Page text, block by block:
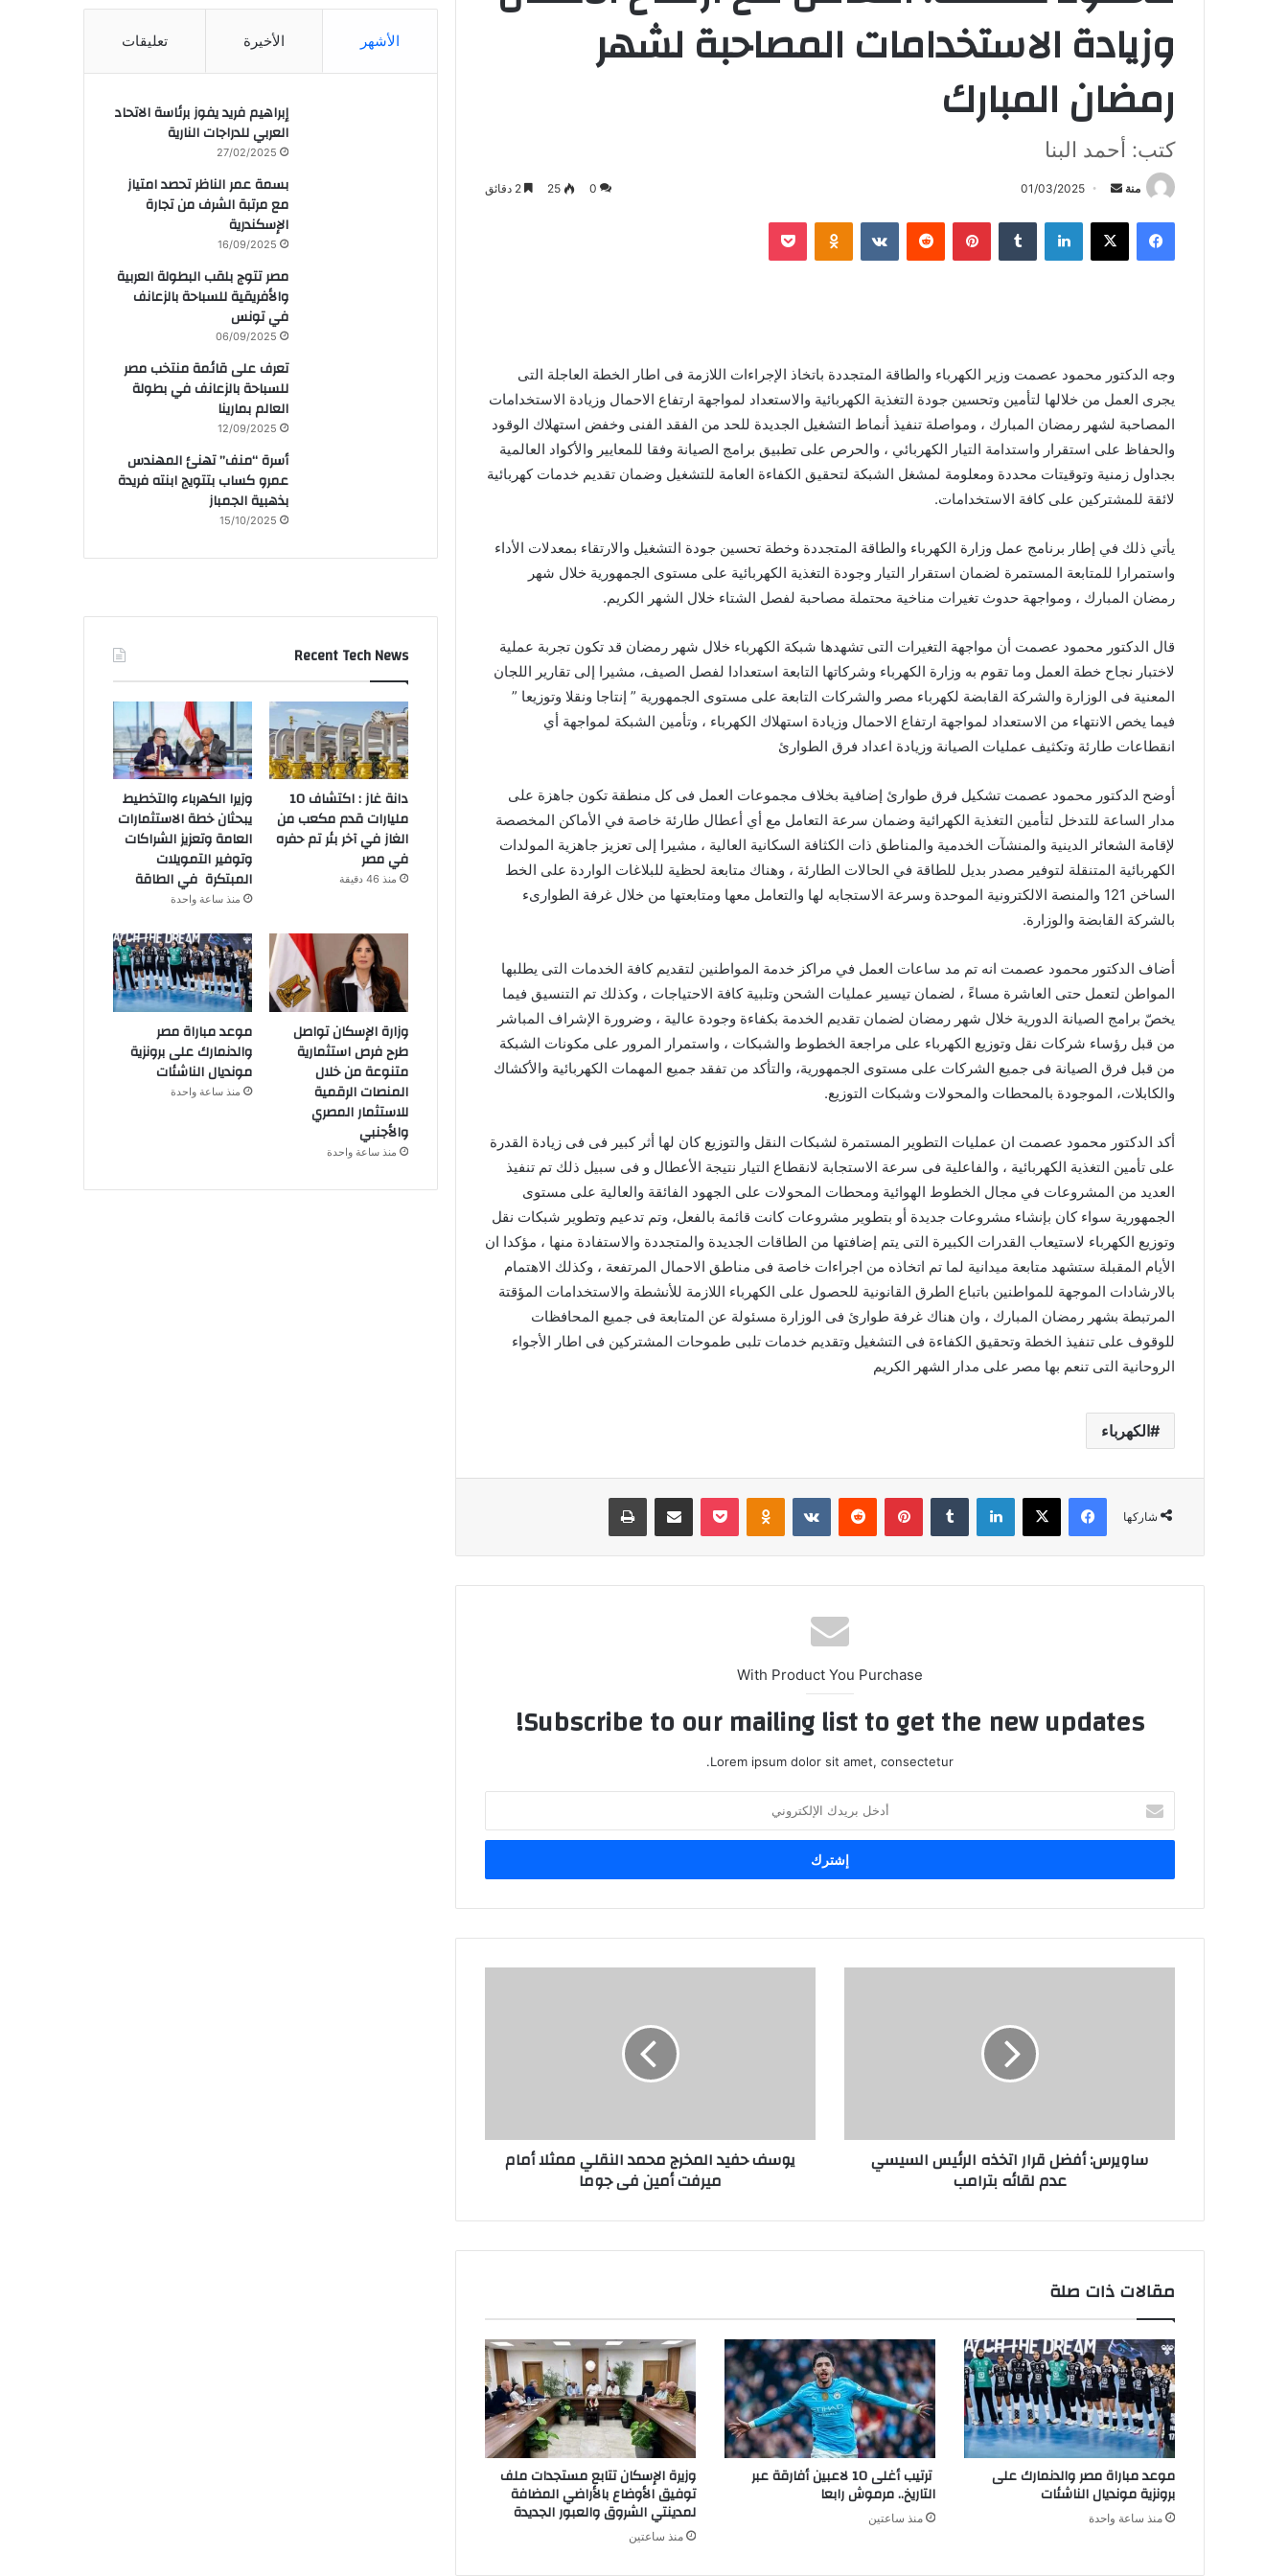
وزيادة الاستخدامات المصاحبة لشهر
رمضان المبارك
كتب: أحمد البنا
منة
أرسل
إلكترونيا
01/03/2025
0
25
فيسبوك X لينكدإن بينتيريست Odnoklassniki
بوكيت
وجه الدكتور محمود عصمت وزير الكهرباء والطاقة المتجددة باتخاذ الإجراءات اللازمة فى اطار الخطة العاجلة التى
يجرى العمل من خلالها لتأمين وتحسين جودة التغذية الكهربائية والاستعداد لمواجهة ارتفاع الاحمال وزيادة الاستخدامات
المصاحبة لشهر رمضان المبارك ، ومواصلة تنفيذ أنماط التشغيل الجديدة للحد من الفقد الفنى وخفض استهلاك الوقود
والحفاظ على استقرار واستدامة التيار الكهربائي ، والحرص على تطبيق برامج الصيانة وفقا للمعايير والأكواد العالمية
بجداول زمنية وتوقيتات محددة ومعلومة لمشغل الشبكة لتحقيق الكفاءة العامة للتشغيل وضمان تقديم خدمات كهربائية
لائقة للمشتركين على كافة الاستخدامات.
يأتي ذلك في إطار برنامج عمل وزارة الكهرباء والطاقة المتجددة وخطة تحسين جودة التشغيل والارتقاء بمعدلات الأداء
واستمرارا للمتابعة المستمرة لضمان استقرار التيار وجودة التغذية الكهربائية على مستوى الجمهورية خلال شهر
رمضان المبارك ، ومواجهة حدوث تغيرات مناخية محتملة مصاحبة لفصل الشتاء خلال الشهر الكريم.
قال الدكتور محمود عصمت أن مواجهة التغيرات التى تشهدها شبكة الكهرباء خلال شهر رمضان قد تكون تجربة عملية
لاختبار نجاح خطة العمل وما تقوم به وزارة الكهرباء وشركاتها التابعة استعدادا لفصل الصيف، مشيرا إلى تقارير اللجان
المعنية فى الوزارة والشركة القابضة لكهرباء مصر والشركات التابعة على مستوى الجمهورية ” إنتاجا ونقلا وتوزيعا ”
فيما يخص الانتهاء من الاستعداد لمواجهة ارتفاع الاحمال وزيادة استهلاك الكهرباء ، وتأمين الشبكة لمواجهة أي
انقطاعات طارئة وتكثيف عمليات الصيانة وزيادة اعداد فرق الطوارئ
أوضح الدكتور محمود عصمت تشكيل فرق طوارئ إضافية بخلاف مجموعات العمل فى كل منطقة تكون جاهزة على
مدار الساعة للتدخل لتأمين التغذية الكهرائية وضمان سرعة التعامل مع أي أعطال طارئة خاصة في الأماكن المخصصة
لإقامة الشعائر الدينية والمنشآت الخدمية والمناطق ذات الكثافة السكانية العالية ، مشيرا إلى تعزيز جاهزية المولدات
الكهربائية المتنقلة لتوفير مصدر بديل للطاقة في الحالات الطارئة ، وهناك متابعة لحظية للبلاغات الواردة على الخط
الساخن 121 والمنصة الالكترونية الموحدة وسرعة الاستجابه لها والتعامل معها ومتابعتها من خلال غرفة الطوارىء
بالشركة القابضة والوزارة.
أضاف الدكتور محمود عصمت انه تم مد ساعات العمل في مراكز خدمة المواطنين لتقديم كافة الخدمات التى يطلبها
المواطن لتعمل حتى العاشرة مساءً ، لضمان تيسير عمليات الشحن وتلبية كافة الاحتياجات ، وكذلك تم التنسيق فيما
يخصّ برامج الصيانة الدورية خلال شهر رمضان لضمان تقديم الخدمة بكفاءة وجودة عالية ، وضرورة الإشراف المباشر
من قبل رؤساء شركات نقل وتوزيع الكهرباء على مراجعة الخطوط والشبكات ، واستمرار المرور على مكونات الشبكة
من قبل فرق الصيانة فى جميع الشركات على مستوى الجمهورية، والتأكد من تفقد جميع المهمات الكهربائية والأكشاك
والكابلات، الموجودة بالمحطات والمحولات وشبكات التوزيع.
أكد الدكتور محمود عصمت ان عمليات التطوير المستمرة لشبكات النقل والتوزيع كان لها أثر كبير فى فى زيادة القدرة
على تأمين التغذية الكهربائية ، والفاعلية فى سرعة الاستجابة لانقطاع التيار نتيجة الأعطال و فى سبيل ذلك تم تنفيذ
العديد من المشروعات في مجال الخطوط الهوائية ومحطات المحولات على الجهود الفائقة والعالية على مستوى
الجمهورية سواء كان بإنشاء مشروعات جديدة أو بتطوير مشروعات كانت قائمة بالفعل، وتم تدعيم وتطوير شبكات نقل
وتوزيع الكهرباء لاستيعاب القدرات الكبيرة التى يتم إضافتها من الطاقات الجديدة والمتجددة والاستفادة منها ، مؤكدا ان
الأيام المقبلة ستشهد متابعة ميدانية لما تم اتخاذه من اجراءات خاصة فى مناطق الاحمال المرتفعة ، وكذلك الاهتمام
بالارشادات الموجهة للمواطنين باتباع الطرق القانونية للحصول على الكهرباء اللازمة للأنشطة والاستخدامات المؤقتة
المرتبطة بشهر رمضان المبارك ، وان هناك غرفة طوارئ فى الوزارة مسئولة عن المتابعة فى جميع المحافظات
للوقوف على تنفيذ الخطة وتحقيق الكفاءة فى التشغيل وتقديم خدمات تلبى طموحات المشتركين فى اطار الأجواء
الروحانية التى تنعم بها مصر على مدار الشهر الكريم
الكهرباء
شاركها
فيسبوك X لينكدإن بينتيريست Odnoklassniki
بوكيت مشاركة عبر البريد طباعة
With Product You Purchase
Subscribe to our mailing list to get the new updates!
Lorem ipsum dolor sit amet, consectetur.
بريدك
الإلكتروني
ساويرس: أفضل قرار اتخذه الرئيس السيسي
عدم لقائه بترامب
يوسف حفيد المخرج محمد النقلي ممثلا أمام
ميرفت أمين فى جوما
مقالات ذات صلة
موعد مباراة مصر والدنمارك على
برونزية مونديال الناشئات
منذ ساعة واحدة
ترتيب أغلى 10 لاعبين أفارقة عبر
التاريخ.. مرموش رابعا
منذ ساعتين
وزيرة الإسكان تتابع مستجدات ملف
توفيق الأوضاع بالأراضي المضافة
لمدينتي الشروق والعبور الجديدة
منذ ساعتين
الأشهر الأخيرة تعليقات
إبراهيم فريد يفوز برئاسة الاتحاد
العربي للدراجات النارية
27/02/2025
بسمة عمر الناظر تحصد امتياز
مع مرتبة الشرف من تجارة
الإسكندرية
16/09/2025
مصر تتوج بلقب البطولة العربية
والأفريقية للسباحة بالزعانف
في تونس
06/09/2025
تعرف على قائمة منتخب مصر
للسباحة بالزعانف في بطولة
العالم بمارينا
12/09/2025
أسرة “منف” تهنئ المهندس
عمرو كساب بتتويج ابنته فريدة
بذهبية الجمباز
15/10/2025
Recent Tech News
دانة غاز : اكتشاف 10
مليارات قدم مكعب من
الغاز في آخر بئر تم حفره
في مصر
منذ 46 دقيقة
وزيرا الكهرباء والتخطيط
يبحثان خطة الاستثمارات
العامة وتعزيز الشراكات
وتوفير التمويلات
المبتكرة في الطاقة
منذ ساعة واحدة
وزارة الإسكان تواصل
طرح فرص استثمارية
متنوعة من خلال
المنصات الرقمية
للاستثمار المصري
والأجنبي
منذ ساعة واحدة
موعد مباراة مصر
والدنمارك على برونزية
مونديال الناشئات
منذ ساعة واحدة